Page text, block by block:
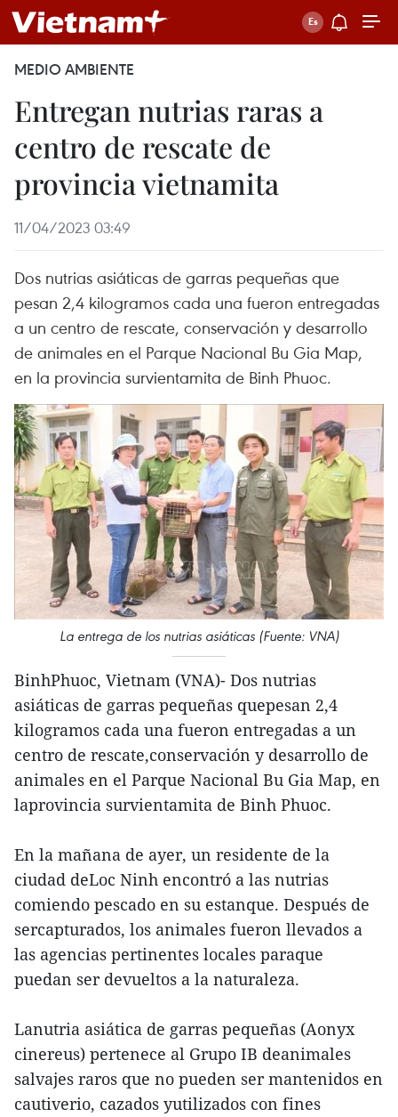
MEDIO AMBIENTE
Entregan nutrias raras a
centro de rescate de
provincia vietnamita
11/04/2023 03:49
Dos nutrias asiáticas de garras pequeñas que
pesan 2,4 kilogramos cada una fueron entregadas
a un centro de rescate, conservación y desarrollo
de animales en el Parque Nacional Bu Gia Map,
en la provincia survientamita de Binh Phuoc.
La entrega de los nutrias asiáticas (Fuente: VNA)
BinhPhuoc, Vietnam (VNA)- Dos nutrias
asiáticas de garras pequeñas quepesan 2,4
kilogramos cada una fueron entregadas a un
centro de rescate,conservación y desarrollo de
animales en el Parque Nacional Bu Gia Map, en
laprovincia survientamita de Binh Phuoc.
En la mañana de ayer, un residente de la
ciudad deLoc Ninh encontró a las nutrias
comiendo pescado en su estanque. Después de
sercapturados, los animales fueron llevados a
las agencias pertinentes locales paraque
puedan ser devueltos a la naturaleza.
Lanutria asiática de garras pequeñas (Aonyx
cinereus) pertenece al Grupo IB deanimales
salvajes raros que no pueden ser mantenidos en
cautiverio, cazados yutilizados con fines